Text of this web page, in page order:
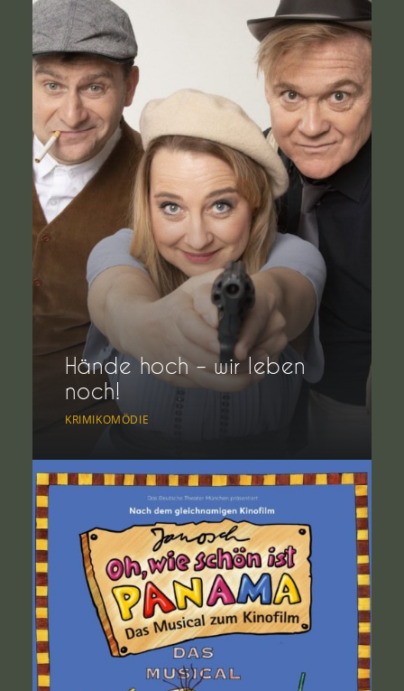
Hände hoch – wir leben
noch!
KRIMIKOMÖDIE